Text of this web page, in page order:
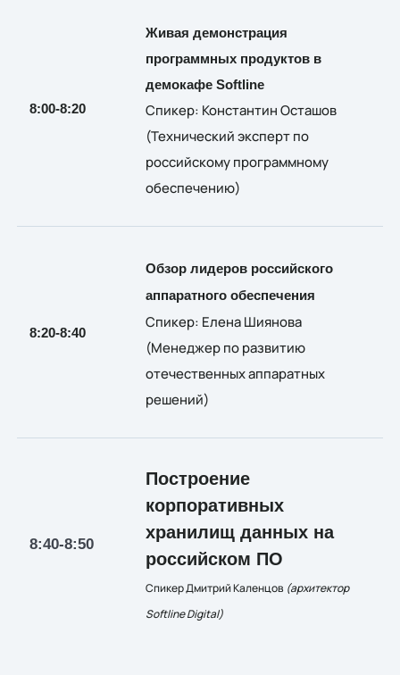
8:00-8:20
Живая демонстрация
программных продуктов в
демокафе Softline
Спикер: Константин Осташов
(Технический эксперт по
российскому программному
обеспечению)
8:20-8:40
Обзор лидеров российского
аппаратного обеспечения
Спикер: Елена Шиянова
(Менеджер по развитию
отечественных аппаратных
решений)
8:40-8:50
Построение
корпоративных
хранилищ данных на
российском ПО
Спикер Дмитрий Каленцов (архитектор
Softline Digital)